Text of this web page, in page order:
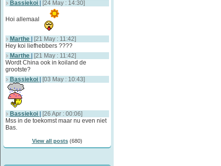
Bassiekoi [24 May : 14:30]
Hoi allemaal
Marthe
[21 May : 11:42]
Hey koi liefhebbers ????
Marthe
[21 May : 11:42]
Wordt China ook in koiland de
grootste?
Bassiekoi
[03 May : 10:43]
Bassiekoi
[26 Apr : 00:06]
Mss in de toekomst maar nu even niet
Bas.
View all posts(680)